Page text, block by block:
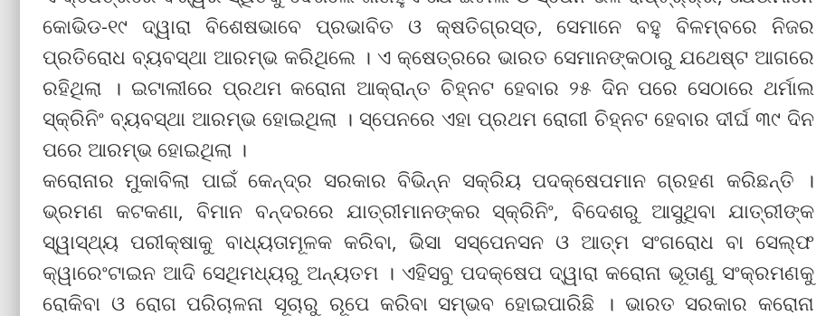
କୋଭିଡ-୧୯ ଦ୍ୱାରା ବିଶେଷଭାବେ ପ୍ରଭାବିତ ଓ କ୍ଷତିଗ୍ରସ୍ତ, ସେମାନେ ବହୁ ବିଳମ୍ବରେ ନିଜର
ପ୍ରତିରୋଧ ବ୍ୟବସ୍ଥା ଆରମ୍ଭ କରିଥିଲେ । ଏ କ୍ଷେତ୍ରରେ ଭାରତ ସେମାନଙ୍କଠାରୁ ଯଥେଷ୍ଟ ଆଗରେ
ରହିଥିଲା । ଇଟାଲୀରେ ପ୍ରଥମ କରୋନା ଆକ୍ରାନ୍ତ ଚିହ୍ନଟ ହେବାର ୨୫ ଦିନ ପରେ ସେଠାରେ ଥର୍ମାଲ
ସ୍କ୍ରିନିଂ ବ୍ୟବସ୍ଥା ଆରମ୍ଭ ହୋଇଥିଲା । ସ୍ପେନରେ ଏହା ପ୍ରଥମ ରୋଗୀ ଚିହ୍ନଟ ହେବାର ଦୀର୍ଘ ୩୯ ଦିନ
ପରେ ଆରମ୍ଭ ହୋଇଥିଲା ।
କରୋନାର ମୁକାବିଲା ପାଇଁ କେନ୍ଦ୍ର ସରକାର ବିଭିନ୍ନ ସକ୍ରିୟ ପଦକ୍ଷେପମାନ ଗ୍ରହଣ କରିଛନ୍ତି ।
ଭ୍ରମଣ କଟକଣା, ବିମାନ ବନ୍ଦରରେ ଯାତ୍ରୀମାନଙ୍କର ସ୍କ୍ରିନିଂ, ବିଦେଶରୁ ଆସୁଥିବା ଯାତ୍ରୀଙ୍କ
ସ୍ୱାସ୍ଥ୍ୟ ପରୀକ୍ଷାକୁ ବାଧ୍ୟତାମୂଳକ କରିବା, ଭିସା ସସ୍‌ପେନସନ ଓ ଆତ୍ମ ସଂଗରୋଧ ବା ସେଲ୍‌ଫ
କ୍ୱାରେଂଟାଇନ ଆଦି ସେଥିମଧ୍ୟରୁ ଅନ୍ୟତମ । ଏହିସବୁ ପଦକ୍ଷେପ ଦ୍ୱାରା କରୋନା ଭୂତାଣୁ ସଂକ୍ରମଣକୁ
ରୋକିବା ଓ ରୋଗ ପରିଚାଳନା ସୂଚାରୁ ରୂପେ କରିବା ସମ୍ଭବ ହୋଇପାରିଛି । ଭାରତ ସରକାର କରୋନା